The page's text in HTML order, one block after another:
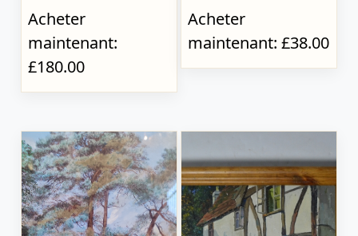
Acheter
maintenant:
£180.00
Acheter
maintenant: £38.00